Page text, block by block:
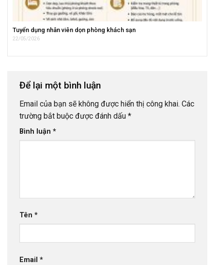
Tuyển dụng nhân viên dọn phòng khách sạn
22/05/2026
Để lại một bình luận
Email của bạn sẽ không được hiển thị công khai. Các
trường bắt buộc được đánh dấu *
Bình luận *
Tên *
Email *